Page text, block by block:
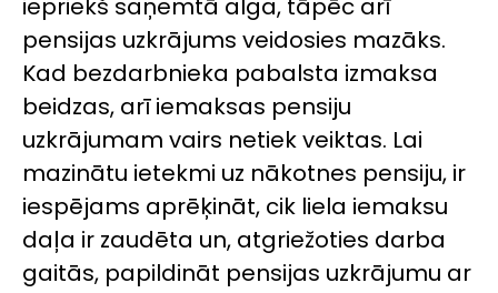
iepriekš saņemtā alga, tāpēc arī
pensijas uzkrājums veidosies mazāks.
Kad bezdarbnieka pabalsta izmaksa
beidzas, arī iemaksas pensiju
uzkrājumam vairs netiek veiktas. Lai
mazinātu ietekmi uz nākotnes pensiju, ir
iespējams aprēķināt, cik liela iemaksu
daļa ir zaudēta un, atgriežoties darba
gaitās, papildināt pensijas uzkrājumu ar